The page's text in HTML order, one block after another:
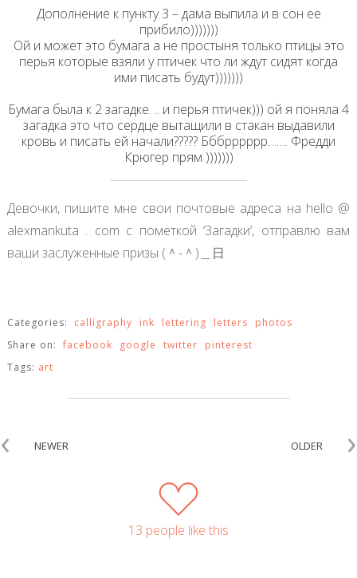
Дополнение к пункту 3 – дама выпила и в сон ее
прибило)))))))
Ой и может это бумага а не простыня только птицы это
перья которые взяли у птичек что ли ждут сидят когда
ими писать будут)))))))
Бумага была к 2 загадке. .. и перья птичек))) ой я поняла 4
загадка это что сердце вытащили в стакан выдавили
кровь и писать ей начали????? Бббрррррр……. Фредди
Крюгер прям )))))))
Девочки, пишите мне свои почтовые адреса на hello @
alexmankuta . com с пометкой ‘Загадки’, отправлю вам
ваши заслуженные призы (＾-＾)＿日
Categories: calligraphy ink lettering letters
photos
Share on: facebook google twitter
pinterest
Tags: art
‹ NEWER OLDER ›
13 people like this